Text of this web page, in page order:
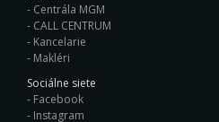
Centrála MGM
CALL CENTRUM
Kancelarie
Makléri
Sociálne siete
Facebook
Instagram